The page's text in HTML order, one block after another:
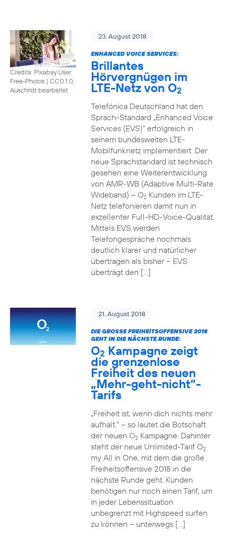
Credits: Pixabay User
Free-Photos | CC0 1.0,
Auschnitt bearbeitet
23. August 2018
ENHANCED VOICE SERVICES:
Brillantes
Hörvergnügen im
LTE-Netz von O2
Telefónica Deutschland hat den
Sprach-Standard „Enhanced Voice
Services (EVS)“ erfolgreich in
seinem bundesweiten LTE-
Mobilfunknetz implementiert. Der
neue Sprachstandard ist technisch
gesehen eine Weiterentwicklung
von AMR-WB (Adaptive Multi-Rate
Wideband) – O2Kunden im LTE-
Netz telefonieren damit nun in
exzellenter Full-HD-Voice-Qualität.
Mittels EVS werden
Telefongespräche nochmals
deutlich klarer und natürlicher
übertragen als bisher – EVS
überträgt den […]
21. August 2018
DIE GROSSE FREIHEITSOFFENSIVE 2018 G
EHT IN DIE NÄCHSTE RUNDE:
O2 Kampagne zeigt
die grenzenlose
Freiheit des neuen
„Mehr-geht-nicht“-
Tarifs
„Freiheit ist, wenn dich nichts mehr
aufhält.“ – so lautet die Botschaft
der neuen O2Kampagne. Dahinter
steht der neue Unlimited-Tarif O2
my All in One, mit dem die große
Freiheitsoffensive 2018 in die
nächste Runde geht. Kunden
benötigen nur noch einen Tarif, um
in jeder Lebenssituation
unbegrenzt mit Highspeed surfen
zu können – unterwegs […]